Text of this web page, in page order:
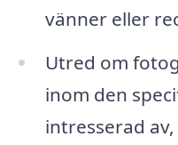
vänner eller
Utred om
inom den
intresserad